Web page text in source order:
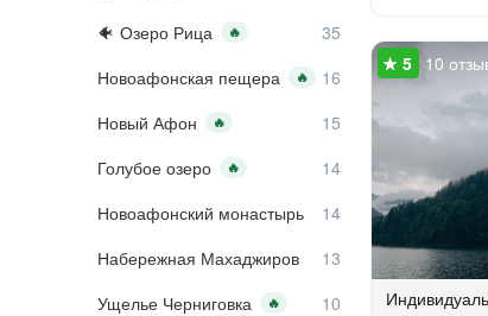
10
Озеро Рица
🔥
Новоафонская пещера 🔥
Новый Афон 🔥
Голубое озеро 🔥
Новоафонский монастырь
Набережная Махаджиров
Ущелье Черниговка
🔥